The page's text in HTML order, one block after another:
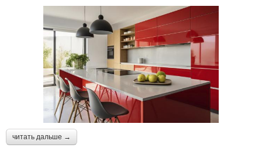
читать дальше →